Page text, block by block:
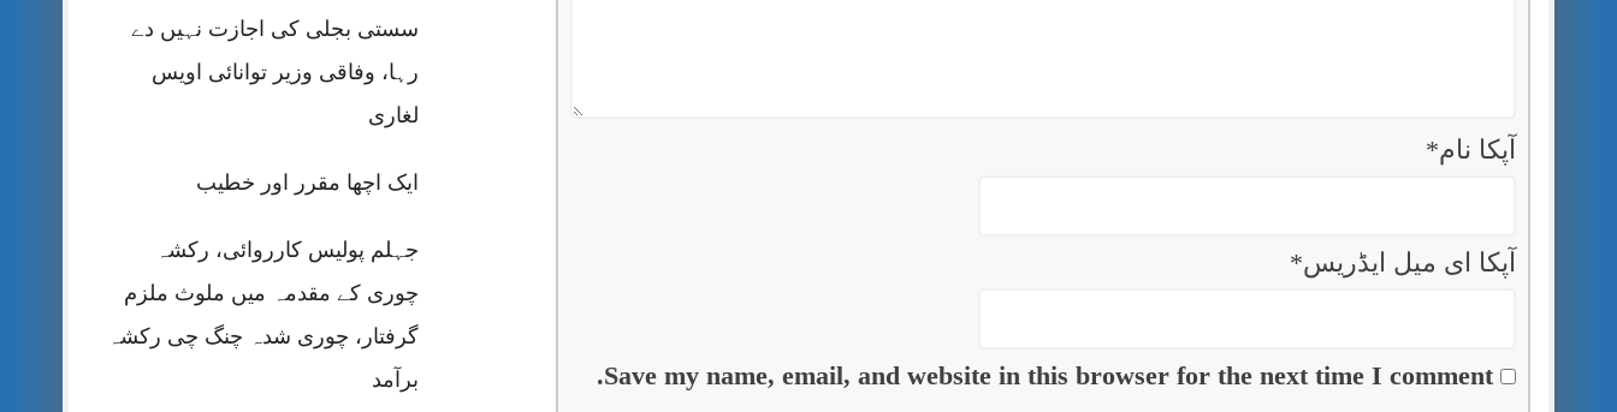
سستی بجلی کی اجازت نہیں دے
رہا، وفاقی وزیر توانائی اویس
لغاری
ایک اچھا مقرر اور خطیب
جہلم پولیس کارروائی، رکشہ
چوری کے مقدمہ میں ملوث ملزم
گرفتار، چوری شدہ چنگ چی رکشہ
برآمد
آپکا نام*
آپکا ای میل ایڈریس*
Save my name, email, and website in this browser for the next time I comment.